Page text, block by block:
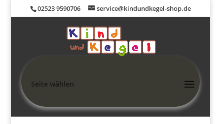
02523 9590706 service@kindundkegel-shop.de
Seite wählen